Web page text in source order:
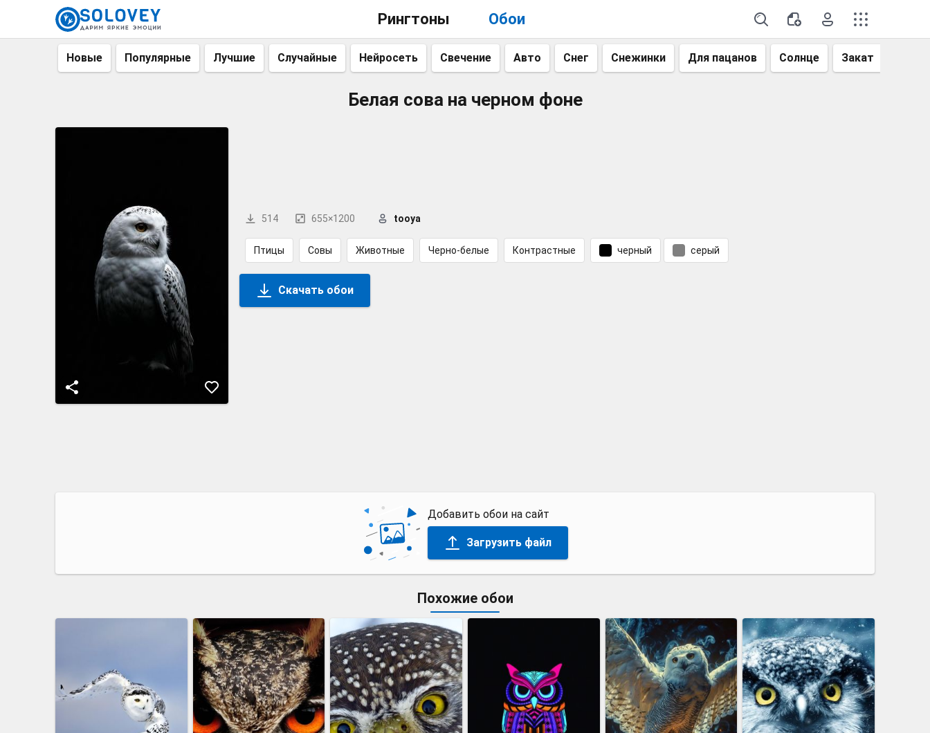
Рингтоны Обои
Новые Популярные Лучшие Случайные Нейросеть Свечение Авто Снег Снежинки Для пацанов Солнце Закат
Белая сова на черном фоне
514 655×1200 tooya
Птицы Совы Животные Черно-белые Контрастные черный серый
Скачать обои
Добавить обои на сайт
Загрузить файл
Похожие обои